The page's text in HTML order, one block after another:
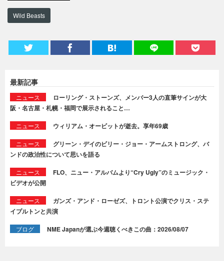
Wild Beasts
最新記事
ニュース
ローリング・ストーンズ、メンバー3人の直筆サインが大
阪・名古屋・札幌・福岡で展示されること…
ニュース ウィリアム・オービットが逝去。享年69歳
ニュース
グリーン・デイのビリー・ジョー・アームストロング、バ
ンドの政治性について思いを語る
ニュース
FLO、ニュー・アルバムより“Cry Ugly”のミュージック・
ビデオが公開
ニュース
ガンズ・アンド・ローゼズ、トロント公演でクリス・ステ
イプルトンと共演
ブログ NME Japanが選ぶ今週聴くべきこの曲：2026/08/07